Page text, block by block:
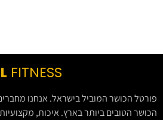
FITNESS
פורטל הכושר המוביל בישראל. אנחנו
הכושר הטובים ביותר בארץ. איכות,